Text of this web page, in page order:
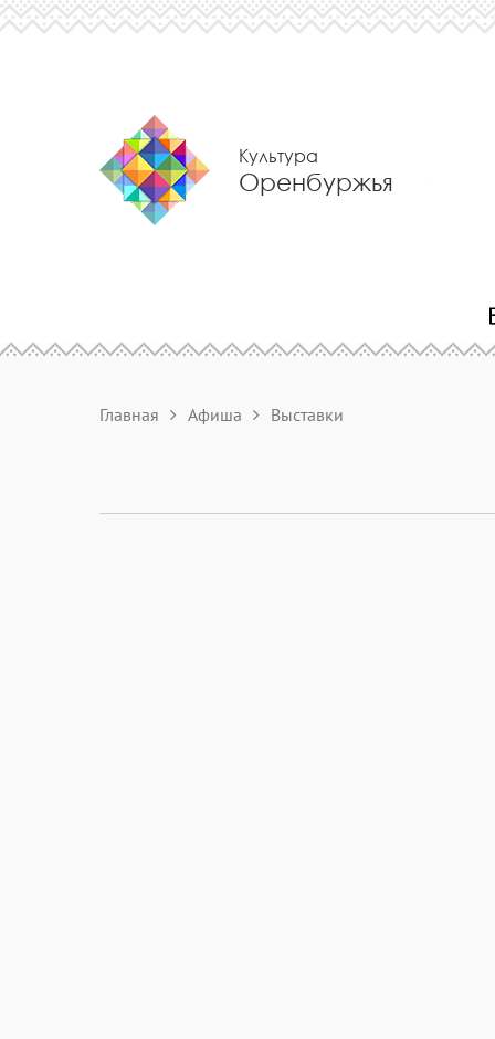
Культура
Оренбуржья
Главная Афиша Выставки